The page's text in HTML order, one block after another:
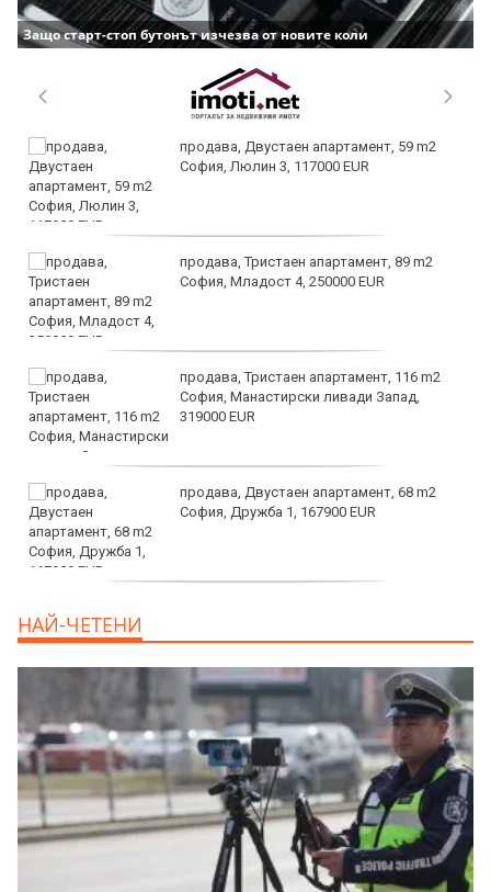
Защо старт-стоп бутонът изчезва от новите коли
продава, Двустаен апартамент, 59 m2
София, Люлин 3, 117000 EUR
продава, Тристаен апартамент, 89 m2
София, Младост 4, 250000 EUR
продава, Тристаен апартамент, 116 m2
София, Манастирски ливади Запад,
319000 EUR
продава, Двустаен апартамент, 68 m2
София, Дружба 1, 167900 EUR
НАЙ-ЧЕТЕНИ